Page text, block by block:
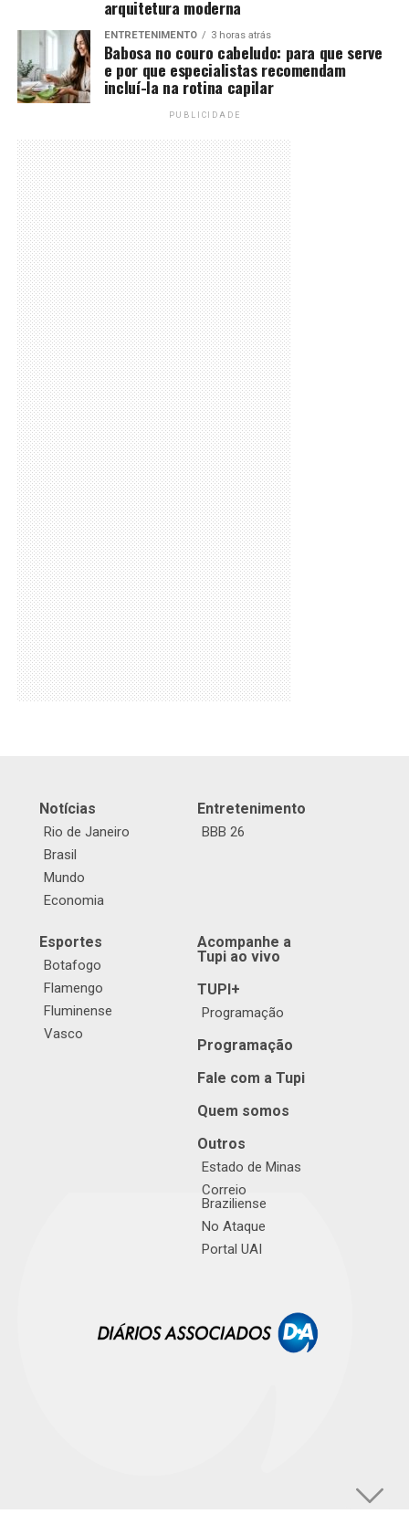
arquitetura moderna
ENTRETENIMENTO 3 horas atrás
Babosa no couro cabeludo: para que serve
e por que especialistas recomendam
incluí-la na rotina capilar
PUBLICIDADE
Notícias
Rio de Janeiro
Brasil
Mundo
Economia
Entretenimento
BBB 26
Esportes
Botafogo
Flamengo
Fluminense
Vasco
Acompanhe a
Tupi ao vivo
TUPI+
Programação
Programação
Fale com a Tupi
Quem somos
Outros
Estado de Minas
Correio
Braziliense
No Ataque
Portal UAI